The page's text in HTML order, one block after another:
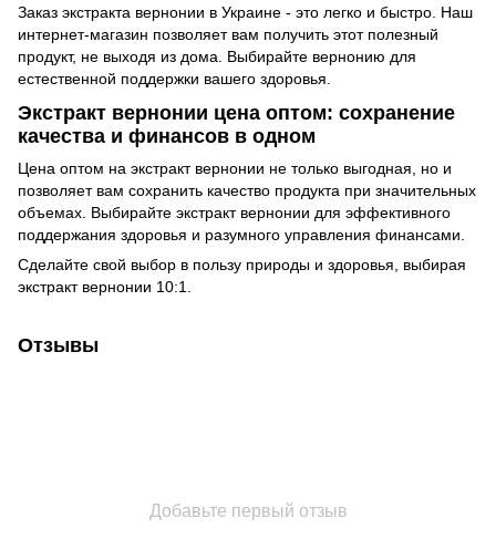
Заказ экстракта вернонии в Украине - это легко и быстро. Наш
интернет-магазин позволяет вам получить этот полезный
продукт, не выходя из дома. Выбирайте вернонию для
естественной поддержки вашего здоровья.
Экстракт вернонии цена оптом: сохранение
качества и финансов в одном
Цена оптом на экстракт вернонии не только выгодная, но и
позволяет вам сохранить качество продукта при значительных
объемах. Выбирайте экстракт вернонии для эффективного
поддержания здоровья и разумного управления финансами.
Сделайте свой выбор в пользу природы и здоровья, выбирая
экстракт вернонии 10:1.
Отзывы
Добавьте первый отзыв